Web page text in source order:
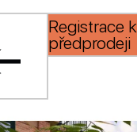
Registrace k
předprodeji